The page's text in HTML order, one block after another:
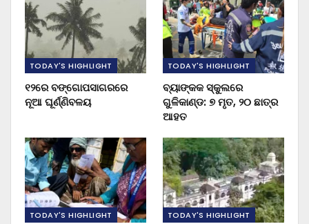
TODAY'S HIGHLIGHT
୧୨ରେ ବଙ୍ଗୋପସାଗରରେ
ନୂଆ ଘୂର୍ଣ୍ଣିବଳୟ
TODAY'S HIGHLIGHT
ବ୍ୟାଙ୍କକ ସ୍କୁଲରେ
ଗୁଳିକାଣ୍ଡ: ୭ ମୃତ, ୨୦ ଛାତ୍ର
ଆହତ
TODAY'S HIGHLIGHT TODAY'S HIGHLIGHT